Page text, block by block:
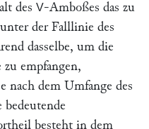
des V-Amboßes das zu
der Falllinie des
dasselbe, um die
zu empfangen,
nach dem Umfange des
bedeutende
besteht in dem